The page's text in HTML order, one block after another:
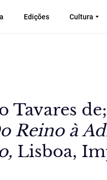
Edições Cultura
Tavares
Reino à
Lisboa,